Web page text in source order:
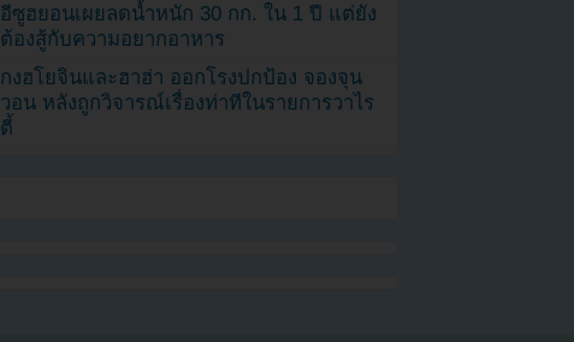
อีซูฮยอนเผยลดน้ำหนัก 30 กก. ใน 1 ปี แต่ยัง
ต้องสู้กับความอยากอาหาร
กงฮโยจินและฮาฮ่า ออกโรงปกป้อง จองจุน
วอน หลังถูกวิจารณ์เรื่องท่าทีในรายการวาไร
ตี้